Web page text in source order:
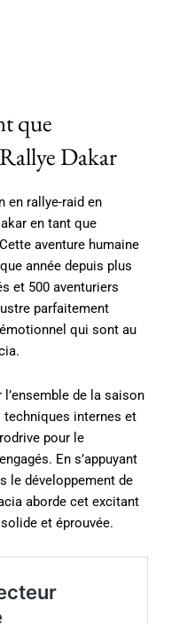
que
Dakar
en rallye-raid en
en tant que
aventure humaine
année depuis plus
et 500 aventuriers
parfaitement
qui sont au
de la saison
techniques internes et
pour le
En s’appuyant
le développement de
aborde cet excitant
et éprouvée.